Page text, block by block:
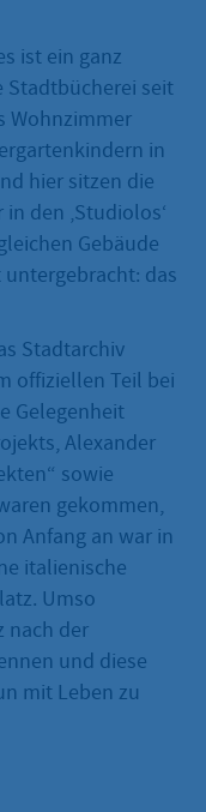
ist ein ganz
Stadtbücherei seit
Wohnzimmer
in
hier sitzen die
den ‚Studiolos‘
Gebäude
das
Stadtarchiv
offiziellen Teil bei
Gelegenheit
Alexander
sowie
gekommen,
Anfang an war in
italienische
Umso
nach der
und diese
mit Leben zu